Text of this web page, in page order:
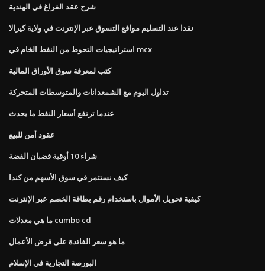
شرح عقد الفراغ في الهندية
نقدا عند التسليم مواقع التسوق عبر الإنترنت في ولاية كيرالا
استراتيجيات التحوط من النفط الخام في mcx
كتب لمعرفة سوق الأوراق المالية
تداول اليوم مع الشمعدانات والمتوسطات المتحركة
عندما ترتفع أسعار النفط ما يحدث
عقود أمن للبيع
شراء 10 أوقية قضبان الفضة
كيف نستثمر في سوق الأسهم من كندا
كيفية تحويل الأموال باستخدام رقم بطاقة الخصم عبر الإنترنت
ما هي معدلات cumbo cd
ما هو سعر الفائدة على قرض الأعمال
البورصة التجارية في الإسلام